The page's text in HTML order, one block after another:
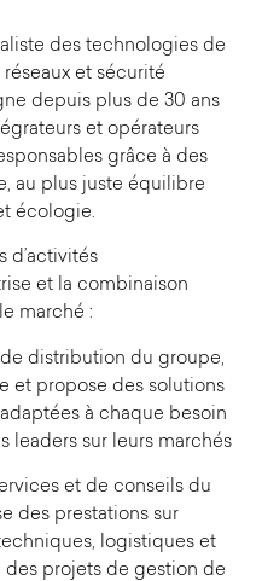
des technologies de
et sécurité
depuis plus de 30 ans
et opérateurs
grâce à des
au plus juste équilibre
écologie.
d’activités
et la combinaison
marché :
distribution du groupe,
et propose des solutions
à chaque besoin
leaders sur leurs marchés
et de conseils du
des prestations sur
logistiques et
des projets de gestion de